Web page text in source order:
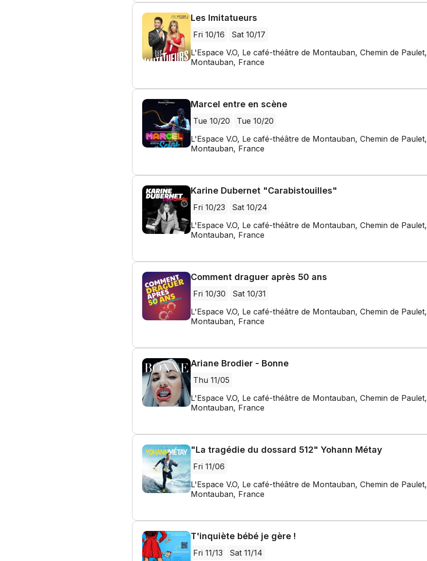
Les Imitatueurs
Fri 10/16
Sat 10/17
L'Espace V.O, Le café-théâtre de Montauban, Chemin de Paulet,
Montauban, France
Marcel entre en scène
Tue 10/20
Tue 10/20
L'Espace V.O, Le café-théâtre de Montauban, Chemin de Paulet,
Montauban, France
Karine Dubernet "Carabistouilles"
Fri 10/23
Sat 10/24
L'Espace V.O, Le café-théâtre de Montauban, Chemin de Paulet,
Montauban, France
Comment draguer après 50 ans
Fri 10/30
Sat 10/31
L'Espace V.O, Le café-théâtre de Montauban, Chemin de Paulet,
Montauban, France
Ariane Brodier - Bonne
Thu 11/05
L'Espace V.O, Le café-théâtre de Montauban, Chemin de Paulet,
Montauban, France
"La tragédie du dossard 512" Yohann Métay
Fri 11/06
L'Espace V.O, Le café-théâtre de Montauban, Chemin de Paulet,
Montauban, France
T'inquiète bébé je gère !
Fri 11/13
Sat 11/14